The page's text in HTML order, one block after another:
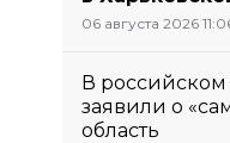
06 августа 2026
В российском
заявили о
область